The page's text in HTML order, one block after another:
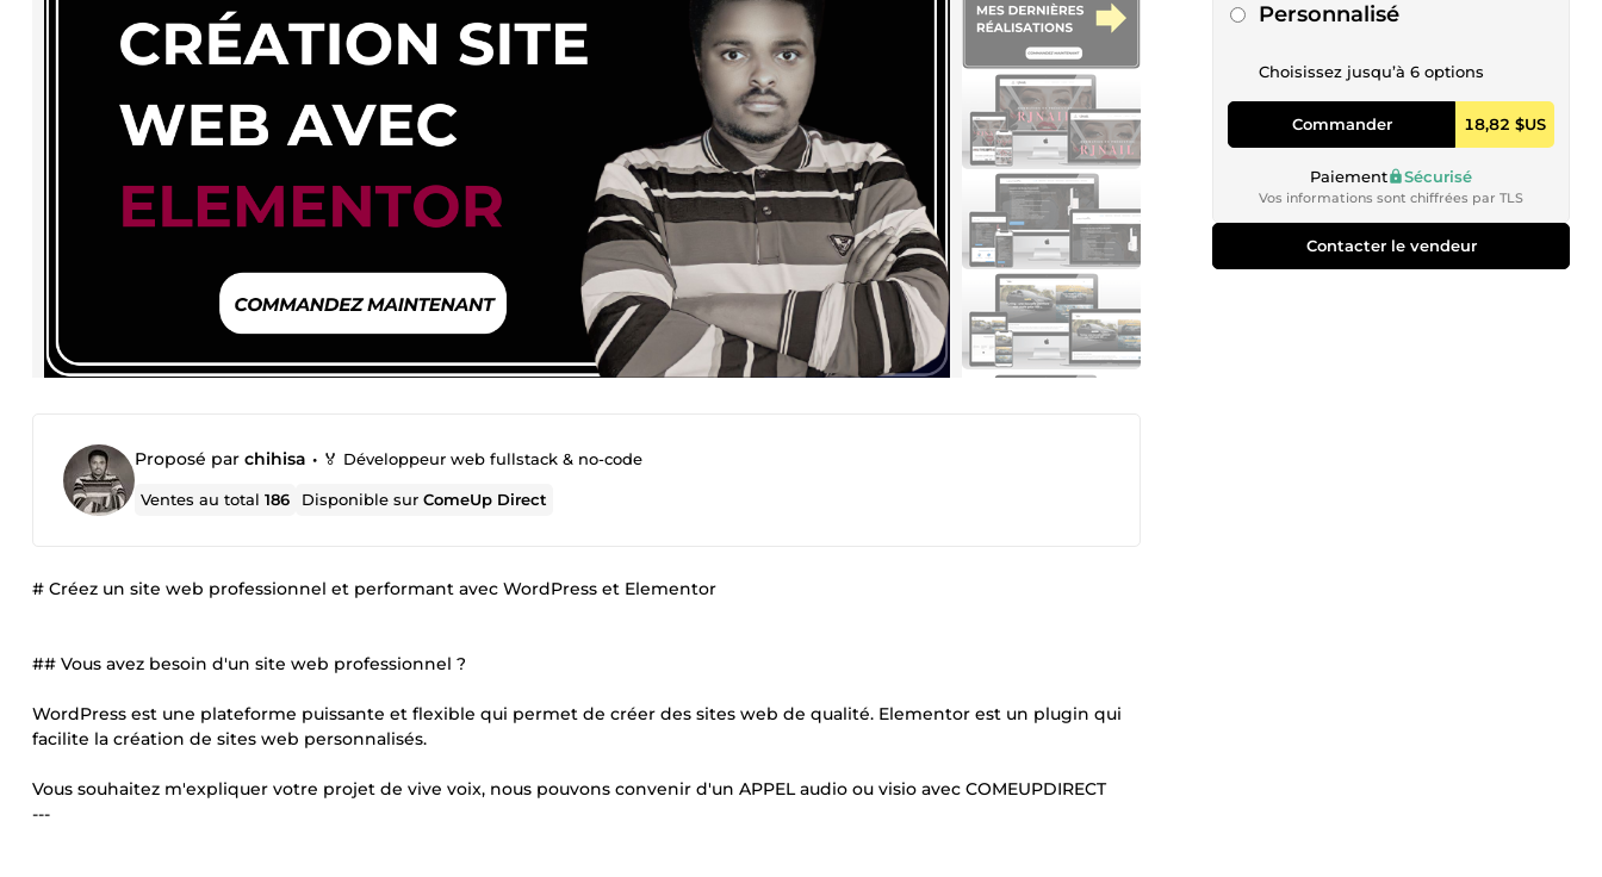
Proposé par chihisa • 🏅 Développeur web fullstack & no-code
Ventes au total186 Disponible surComeUp Direct
# Créez un site web professionnel et performant avec WordPress et Elementor
## Vous avez besoin d'un site web professionnel ?
WordPress est une plateforme puissante et flexible qui permet de créer des sites web de qualité. Elementor est un plugin qui
facilite la création de sites web personnalisés.
Vous souhaitez m'expliquer votre projet de vive voix, nous pouvons convenir d'un APPEL audio ou visio avec COMEUPDIRECT
---
Personnalisé
Choisissez jusqu’à 6 options
Commander 18,82 $US
Paiement Sécurisé
Vos informations sont chiffrées par TLS
Contacter le vendeur